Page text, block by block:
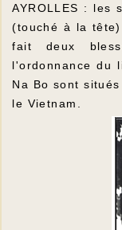
AYROLLES : les
(touché à la tête)
fait deux
l'ordonnance du
Na Bo sont
le Vietnam.